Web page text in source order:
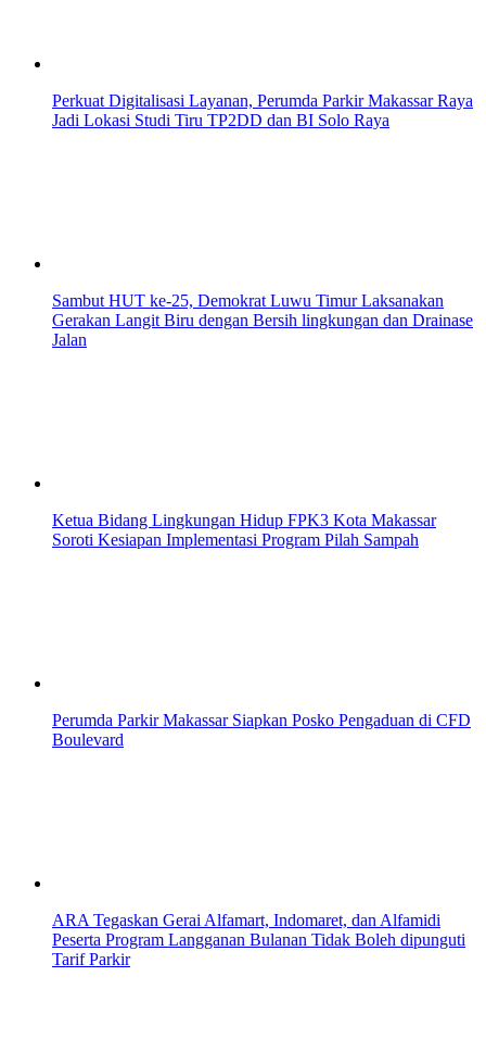
Perkuat Digitalisasi Layanan, Perumda Parkir Makassar Raya
Jadi Lokasi Studi Tiru TP2DD dan BI Solo Raya
Sambut HUT ke-25, Demokrat Luwu Timur Laksanakan
Gerakan Langit Biru dengan Bersih lingkungan dan Drainase
Jalan
Ketua Bidang Lingkungan Hidup FPK3 Kota Makassar
Soroti Kesiapan Implementasi Program Pilah Sampah
Perumda Parkir Makassar Siapkan Posko Pengaduan di CFD
Boulevard
ARA Tegaskan Gerai Alfamart, Indomaret, dan Alfamidi
Peserta Program Langganan Bulanan Tidak Boleh dipunguti
Tarif Parkir